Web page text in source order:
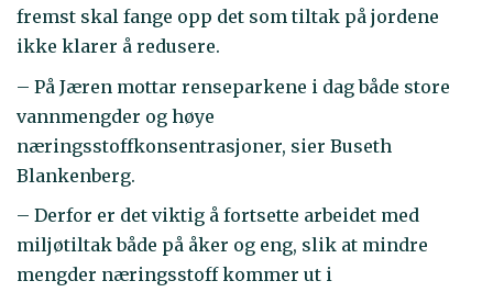
fremst skal fange opp det som tiltak på jordene
ikke klarer å redusere.
– På Jæren mottar renseparkene i dag både store
vannmengder og høye
næringsstoffkonsentrasjoner, sier Buseth
Blankenberg.
– Derfor er det viktig å fortsette arbeidet med
miljøtiltak både på åker og eng, slik at mindre
mengder næringsstoff kommer ut i